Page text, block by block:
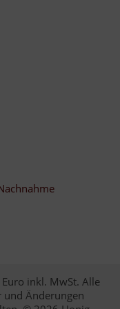
inkl. MwSt. Alle
Änderungen